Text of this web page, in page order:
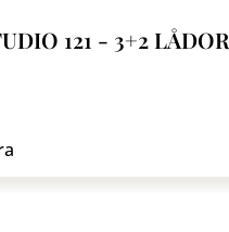
121 - 3+2 LÅDOR